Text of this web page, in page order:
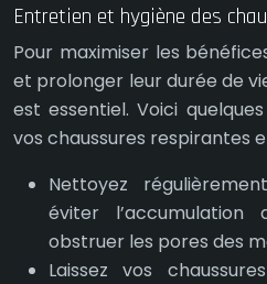
Entretien et hygiène des
Pour maximiser les
et prolonger leur durée de
est essentiel. Voici
vos chaussures respirantes
Nettoyez
éviter
obstruer les pores des
Laissez vos